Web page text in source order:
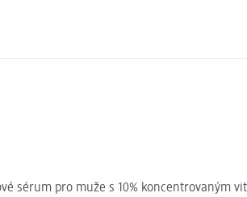
sérum pro muže s 10%